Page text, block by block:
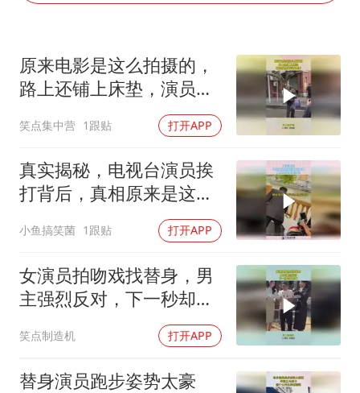
“不怕六爷挂得多 就怕六爷挂一颗”
梁家辉百花奖演讲落泪
乐享全民健身 共筑健康中国
原来电影是这么拍摄的，
路上还铺上床垫，演员们
笑点集中营 1跟贴 打开APP
真实揭秘，电视台演员挨
打背后，真相原来是这样
小鱼搞笑菌 1跟贴 打开APP
女演员拍吻戏找替身，男
主强烈反对，下一秒却打
笑点制造机 打开APP
替身演员跑步姿势太豪